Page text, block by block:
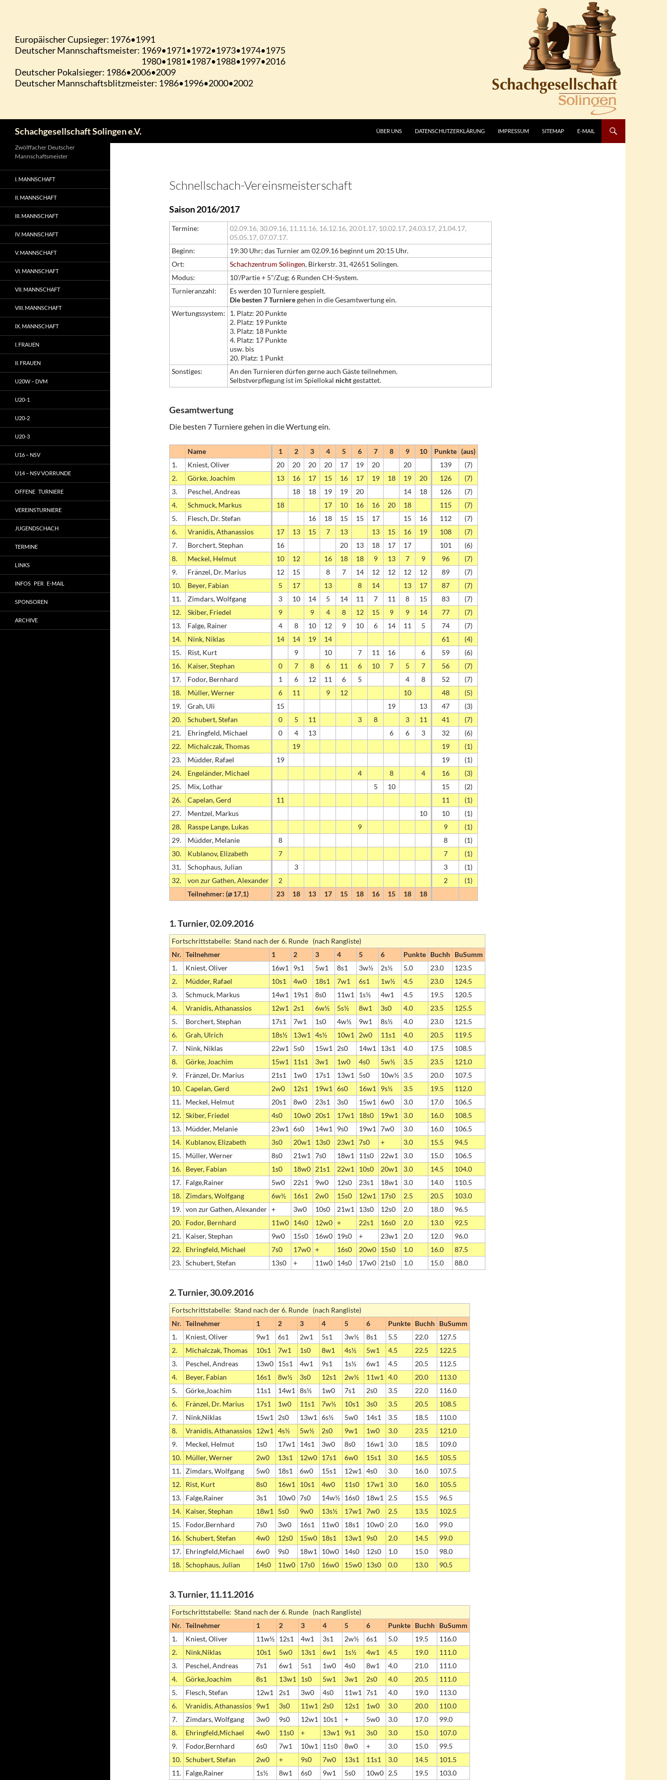
Schachgesellschaft Solingen e.V. ÜBER UNS DATENSCHUTZERKLÄRUNG IMPRESSUM SITEMAP E-MAIL
Schnellschach-Vereinsmeisterschaft
Saison 2016/2017
Termine: 02.09.16, 30.09.16, 11.11.16, 16.12.16, 20.01.17, 10.02.17, 24.03.17, 21.04.17,
05.05.17, 07.07.17.
Beginn:
19:30 Uhr; das Turnier am 02.09.16 beginnt um 20:15 Uhr.
Ort:
Schachzentrum Solingen, Birkerstr. 31, 42651 Solingen.
Modus:
10'/Partie + 5"/Zug; 6 Runden CH-System.
Turnieranzahl:
Es werden 10 Turniere gespielt.
Die besten 7 Turnieregehen in die Gesamtwertung ein.
Wertungssystem:
1. Platz: 20 Punkte
2. Platz: 19 Punkte
3. Platz: 18 Punkte
4. Platz: 17 Punkte
usw. bis
20. Platz: 1 Punkt
Sonstiges:
An den Turnieren dürfen gerne auch Gäste teilnehmen.
Selbstverpflegung ist im Spiellokal nichtgestattet.
Gesamtwertung
Die besten 7 Turniere gehen in die Wertung ein.
Name 1 2 3 4 5 6 7 8 9 10 Punkte (aus)
1.
Kniest, Oliver 20 20 20 20 17 19 20 20 139
(7)
2.
Görke, Joachim 13 16 17 15 16 17 19 18 19 20 126
(7)
3.
Peschel, Andreas 18 18 19 19 20 14 18 126
(7)
4.
Schmuck, Markus 18 17 10 16 16 20 18 115
(7)
5.
Flesch, Dr. Stefan 16 18 15 15 17 15 16 112
(7)
6.
Vranidis, Athanassios 17 13 15 7 13 13 15 16 19 108
(7)
7.
Borchert, Stephan 16 20 13 18 17 17 101
(6)
8.
Meckel, Helmut 10 12 16 18 18 9 13 7 9 96
(7)
9.
Fränzel, Dr. Marius 12 15 8 7 14 12 12 12 12 89
(7)
10.
Beyer, Fabian 5 17 13 8 14 13 17 87
(7)
11.
Zimdars, Wolfgang 3 10 14 5 14 11 7 11 8 15 83
(7)
12.
Skiber, Friedel 9 9 4 8 12 15 9 9 14 77
(7)
13.
Falge, Rainer 4 8 10 12 9 10 6 14 11 5 74
(7)
14.
Nink, Niklas 14 14 19 14 61
(4)
15.
Rist, Kurt 9 10 7 11 16 6 59
(6)
16.
Kaiser, Stephan 0 7 8 6 11 6 10 7 5 7 56
(7)
17.
Fodor, Bernhard 1 6 12 11 6 5 4 8 52
(7)
18.
Müller, Werner 6 11 9 12 10 48
(5)
19.
Grah, Uli 15 19 13 47
(3)
20.
Schubert, Stefan 0 5 11 3 8 3 11 41
(7)
21.
Ehringfeld, Michael 0 4 13 6 6 3 32
(6)
22.
Michalczak, Thomas 19 19
(1)
23.
Müdder, Rafael 19 19
(1)
24.
Engeländer, Michael 4 8 4 16
(3)
25.
Mix, Lothar 5 10 15
(2)
26.
Capelan, Gerd 11 11
(1)
27.
Mentzel, Markus 10 10
(1)
28.
Rasspe Lange, Lukas 9 9
(1)
29.
Müdder, Melanie 8 8
(1)
30.
Kublanov, Elizabeth 7 7
(1)
31.
Schophaus, Julian 3 3
(1)
32.
von zur Gathen, Alexander 2 2
(1)
Teilnehmer: (⌀ 17,1)
23 18 13 17 15 18 16 15 18 18
1. Turnier, 02.09.2016
Fortschrittstabelle: Stand nach der 6. Runde (nach Rangliste)
Nr. Teilnehmer 1 2 3 4 5 6 Punkte Buchh BuSumm
1.
Kniest, Oliver 16w1 9s1 5w1 8s1 3w½ 2s½ 5.0 23.0
123.5
2.
Müdder, Rafael 10s1 4w0 18s1 7w1 6s1 1w½ 4.5 23.0
124.5
3.
Schmuck, Markus 14w1 19s1 8s0 11w1 1s½ 4w1 4.5 19.5
120.5
4.
Vranidis, Athanassios 12w1 2s1 6w½ 5s½ 8w1 3s0 4.0 23.5
125.5
5.
Borchert, Stephan 17s1 7w1 1s0 4w½ 9w1 8s½ 4.0 23.0
121.5
6.
Grah, Ulrich 18s½ 13w1 4s½ 10w1 2w0 11s1 4.0 20.5
119.5
7.
Nink, Niklas 22w1 5s0 15w1 2s0 14w1 13s1 4.0 17.5
108.5
8.
Görke, Joachim 15w1 11s1 3w1 1w0 4s0 5w½ 3.5 23.5
121.0
9.
Fränzel, Dr. Marius 21s1 1w0 17s1 13w1 5s0 10w½ 3.5 20.0
107.5
10. Capelan, Gerd 2w0 12s1 19w1 6s0 16w1 9s½ 3.5 19.5
112.0
11. Meckel, Helmut 20s1 8w0 23s1 3s0 15w1 6w0 3.0 17.0
106.5
12. Skiber, Friedel 4s0 10w0 20s1 17w1 18s0 19w1 3.0 16.0
108.5
13. Müdder, Melanie 23w1 6s0 14w1 9s0 19w1 7w0 3.0 16.0
106.5
14. Kublanov, Elizabeth 3s0 20w1 13s0 23w1 7s0 + 3.0 15.5
94.5
15. Müller, Werner 8s0 21w1 7s0 18w1 11s0 22w1 3.0 15.0
106.5
16. Beyer, Fabian 1s0 18w0 21s1 22w1 10s0 20w1 3.0 14.5
104.0
17. Falge,Rainer 5w0 22s1 9w0 12s0 23s1 18w1 3.0 14.0
110.5
18. Zimdars, Wolfgang 6w½ 16s1 2w0 15s0 12w1 17s0 2.5 20.5
103.0
19. von zur Gathen, Alexander + 3w0 10s0 21w1 13s0 12s0 2.0 18.0
96.5
20. Fodor, Bernhard 11w0 14s0 12w0 + 22s1 16s0 2.0 13.0
92.5
21. Kaiser, Stephan 9w0 15s0 16w0 19s0 + 23w1 2.0 12.0
96.0
22. Ehringfeld, Michael 7s0 17w0 + 16s0 20w0 15s0 1.0 16.0
87.5
23. Schubert, Stefan 13s0 + 11w0 14s0 17w0 21s0 1.0 15.0 88.0
2. Turnier, 30.09.2016
Fortschrittstabelle: Stand nach der 6. Runde (nach Rangliste)
Nr. Teilnehmer 1 2 3 4 5 6 Punkte Buchh BuSumm
1.
Kniest, Oliver 9w1 6s1 2w1 5s1 3w½ 8s1 5.5 22.0
127.5
2.
Michalczak, Thomas 10s1 7w1 1s0 8w1 4s½ 5w1 4.5 22.5
122.5
3.
Peschel, Andreas 13w0 15s1 4w1 9s1 1s½ 6w1 4.5 20.5
112.5
4.
Beyer, Fabian 16s1 8w½ 3s0 12s1 2w½ 11w1 4.0 20.0
113.0
5.
Görke,Joachim 11s1 14w1 8s½ 1w0 7s1 2s0 3.5 22.0
116.0
6.
Fränzel, Dr. Marius 17s1 1w0 11s1 7w½ 10s1 3s0 3.5 20.5
108.5
7.
Nink,Niklas 15w1 2s0 13w1 6s½ 5w0 14s1 3.5 18.5
110.0
8.
Vranidis, Athanassios 12w1 4s½ 5w½ 2s0 9w1 1w0 3.0 23.5
121.0
9.
Meckel, Helmut 1s0 17w1 14s1 3w0 8s0 16w1 3.0 18.5
109.0
10. Müller, Werner 2w0 13s1 12w0 17s1 6w0 15s1 3.0 16.5
105.5
11. Zimdars, Wolfgang 5w0 18s1 6w0 15s1 12w1 4s0 3.0 16.0
107.5
12. Rist, Kurt 8s0 16w1 10s1 4w0 11s0 17w1 3.0 16.0
105.5
13. Falge,Rainer 3s1 10w0 7s0 14w½ 16s0 18w1 2.5 15.5
96.5
14. Kaiser, Stephan 18w1 5s0 9w0 13s½ 17w1 7w0 2.5 13.5
102.5
15. Fodor,Bernhard 7s0 3w0 16s1 11w0 18s1 10w0 2.0 16.0
99.0
16. Schubert, Stefan 4w0 12s0 15w0 18s1 13w1 9s0 2.0 14.5
99.0
17. Ehringfeld,Michael 6w0 9s0 18w1 10w0 14s0 12s0 1.0 15.0
98.0
18. Schophaus, Julian 14s0 11w0 17s0 16w0 15w0 13s0 0.0 13.0 90.5
3. Turnier, 11.11.2016
Fortschrittstabelle: Stand nach der 6. Runde (nach Rangliste)
Nr. Teilnehmer 1 2 3 4 5 6 Punkte Buchh BuSumm
1.
Kniest, Oliver 11w½ 12s1 4w1 3s1 2w½ 6s1 5.0 19.5
116.0
2.
Nink,Niklas 10s1 5w0 13s1 6w1 1s½ 4w1 4.5 19.0
111.0
3.
Peschel, Andreas 7s1 6w1 5s1 1w0 4s0 8w1 4.0 21.0
111.0
4.
Görke,Joachim 8s1 13w1 1s0 5w1 3w1 2s0 4.0 20.5
111.0
5.
Flesch, Stefan 12w1 2s1 3w0 4s0 11w1 7s1 4.0 19.0
113.0
6.
Vranidis, Athanassios 9w1 3s0 11w1 2s0 12s1 1w0 3.0 20.0
110.0
7.
Zimdars, Wolfgang 3w0 9s0 12w1 10s1 + 5w0 3.0 17.0
99.0
8.
Ehringfeld,Michael 4w0 11s0 + 13w1 9s1 3s0 3.0 15.0
107.0
9.
Fodor,Bernhard 6s0 7w1 10w1 11s0 8w0 + 3.0 15.0
99.5
10. Schubert, Stefan 2w0 + 9s0 7w0 13s1 11s1 3.0 14.5
101.5
11. Falge,Rainer 1s½ 8w1 6s0 9w1 5s0 10w0 2.5 19.5 103.0
Zwölffacher Deutscher
Mannschaftsmeister
I. MANNSCHAFT
II. MANNSCHAFT
III. MANNSCHAFT
IV. MANNSCHAFT
V. MANNSCHAFT
VI. MANNSCHAFT
VII. MANNSCHAFT
VIII. MANNSCHAFT
IX. MANNSCHAFT
I. FRAUEN
II. FRAUEN
U20W – DVM
U20-1
U20-2
U20-3
U16 – NSV
U14 – NSV VORRUNDE
OFFENE TURNIERE
VEREINSTURNIERE
JUGENDSCHACH
TERMINE
LINKS
INFOS PER E-MAIL
SPONSOREN
ARCHIVE